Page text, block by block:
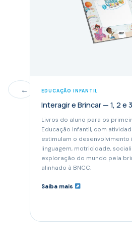
← EDUCAÇÃO INFANTIL
Interagir e Brincar — 1, 2 e
Livros do aluno para os
Educação Infantil, com
estimulam o
linguagem, motricidade,
exploração do mundo pela
alinhado à BNCC.
Saiba mais